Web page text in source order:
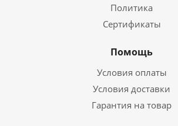
Политика
Сертификаты
Помощь
Условия оплаты
Условия доставки
Гарантия на товар